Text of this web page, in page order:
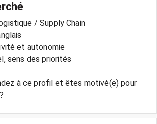
/ Supply Chain
et autonomie
sens des priorités
à ce profil et êtes motivé(e) pour